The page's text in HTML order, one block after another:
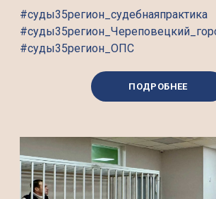
#суды35регион_судебнаяпрактика
#суды35регион_ОПС
ПОДРОБНЕЕ